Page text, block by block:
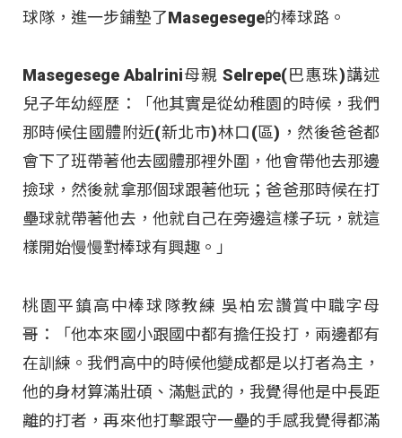
球隊，進一步鋪墊了Masegesege的棒球路。
Masegesege Abalrini母親 Selrepe(巴惠珠)講述
兒子年幼經歷：「他其實是從幼稚園的時候，我們
那時候住國體附近(新北市)林口(區)，然後爸爸都
會下了班帶著他去國體那裡外圍，他會帶他去那邊
撿球，然後就拿那個球跟著他玩；爸爸那時候在打
壘球就帶著他去，他就自己在旁邊這樣子玩，就這
樣開始慢慢對棒球有興趣。」
桃園平鎮高中棒球隊教練 吳柏宏讚賞中職字母
哥：「他本來國小跟國中都有擔任投打，兩邊都有
在訓練。我們高中的時候他變成都是以打者為主，
他的身材算滿壯碩、滿魁武的，我覺得他是中長距
離的打者，再來他打擊跟守一壘的手感我覺得都滿